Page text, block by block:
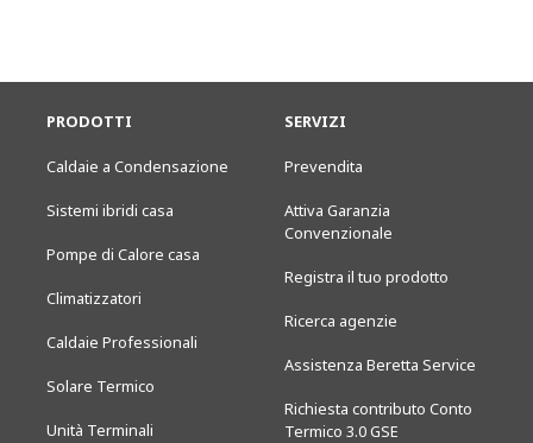
PRODOTTI
Caldaie a Condensazione
Sistemi ibridi casa
Pompe di Calore casa
Climatizzatori
Caldaie Professionali
Solare Termico
Unità Terminali
SERVIZI
Prevendita
Attiva Garanzia
Convenzionale
Registra il tuo prodotto
Ricerca agenzie
Assistenza Beretta Service
Richiesta contributo Conto
Termico 3.0 GSE